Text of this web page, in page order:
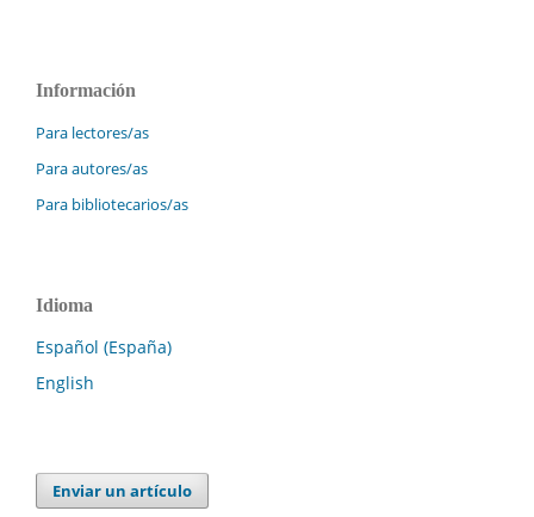
Información
Para lectores/as
Para autores/as
Para bibliotecarios/as
Idioma
Español (España)
English
Enviar un artículo